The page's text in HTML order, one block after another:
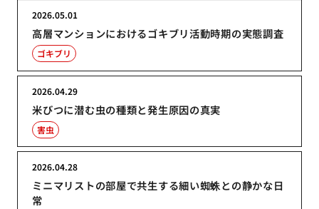
高層マンションにおけるゴキブリ活動時期の実態調査
2026.05.01
ゴキブリ
米びつに潜む虫の種類と発生原因の真実
2026.04.29
害虫
ミニマリストの部屋で共生する細い蜘蛛との静かな日
常
2026.04.28